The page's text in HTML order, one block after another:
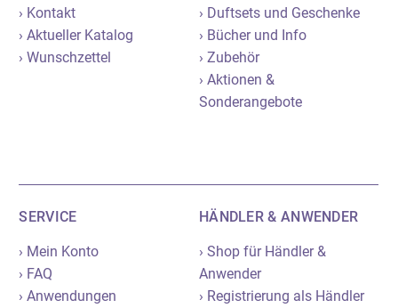
› Kontakt
› Aktueller Katalog
› Wunschzettel
› Duftsets und Geschenke
› Bücher und Info
› Zubehör
› Aktionen &
Sonderangebote
SERVICE
› Mein Konto
› FAQ
› Anwendungen
HÄNDLER & ANWENDER
› Shop für Händler &
Anwender
› Registrierung als Händler